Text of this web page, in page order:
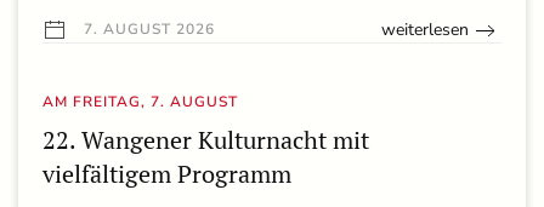
7. AUGUST 2026 weiterlesen
AM FREITAG, 7. AUGUST
22. Wangener Kulturnacht mit
vielfältigem Programm